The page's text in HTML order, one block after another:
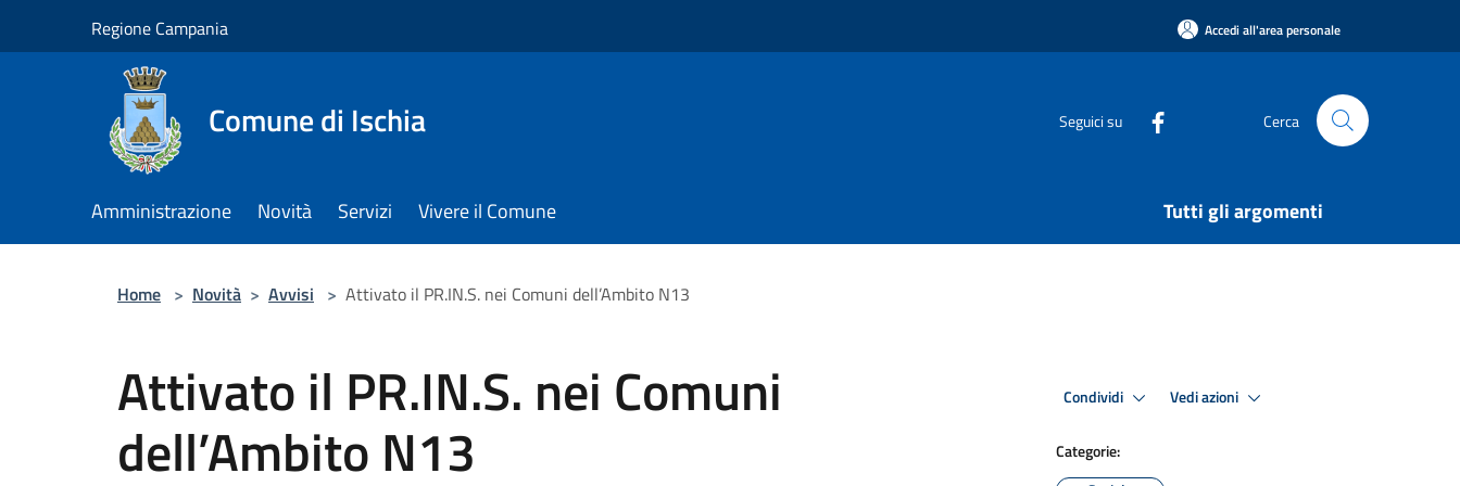
Regione Campania Accedi all'area personale
Comune di Ischia Seguici su Cerca
Amministrazione Novità Servizi Vivere il Comune Tutti gli argomenti
Home > Novità > Avvisi > Attivato il PR.IN.S. nei Comuni dell’Ambito N13
Attivato il PR.IN.S. nei Comuni
dell’Ambito N13
Condividi Vedi azioni
Categorie: